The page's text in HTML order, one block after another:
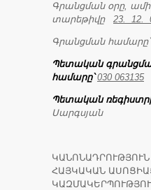
Գրանցման օրը,
տարեթիվը 23. 12.
Գրանցման համարը՝
Պետական
համարը՝030 063135
Պետական
Սարգսյան
ՀԱՅԿԱԿԱՆ